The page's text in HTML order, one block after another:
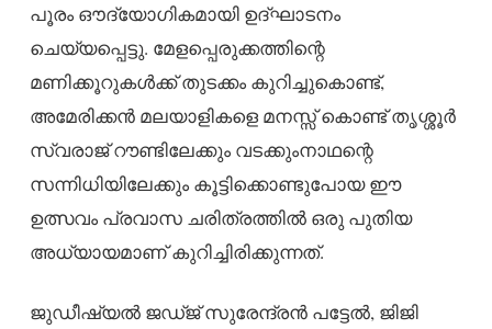
പൂരം ഔദ്യോഗികമായി ഉദ്ഘാടനം
ചെയ്യപ്പെട്ടു. മേളപ്പെരുക്കത്തിന്റെ
മണിക്കൂറുകൾക്ക് തുടക്കം കുറിച്ചുകൊണ്ട്,
അമേരിക്കൻ മലയാളികളെ മനസ്സ് കൊണ്ട് തൃശ്ശൂർ
സ്വരാജ് റൗണ്ടിലേക്കും വടക്കുംനാഥന്റെ
സന്നിധിയിലേക്കും കൂട്ടിക്കൊണ്ടുപോയ ഈ
ഉത്സവം പ്രവാസ ചരിത്രത്തിൽ ഒരു പുതിയ
അധ്യായമാണ് കുറിച്ചിരിക്കുന്നത്.
ജുഡീഷ്യൽ ജഡ്ജ് സുരേന്ദ്രൻ പട്ടേൽ, ജിജി